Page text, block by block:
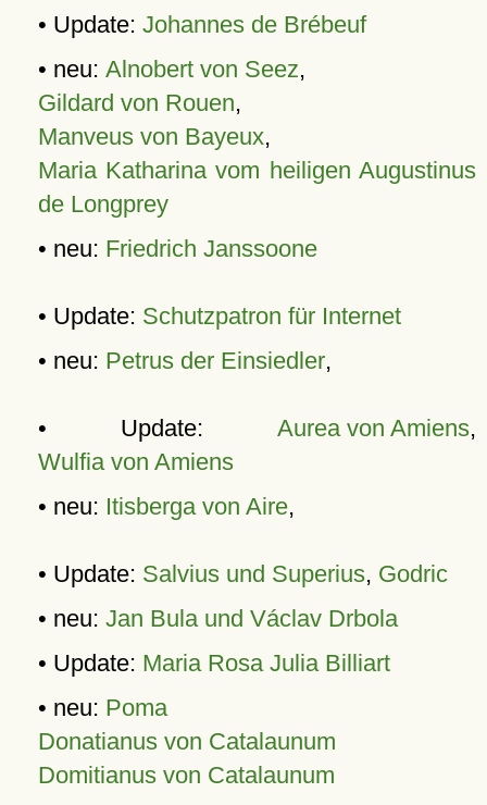
• Update: Johannes de Brébeuf
• neu: Alnobert von Seez,
Gildard von Rouen,
Manveus von Bayeux,
Maria Katharina vom heiligen Augustinus
de Longprey
• neu: Friedrich Janssoone
• Update: Schutzpatron für Internet
• neu: Petrus der Einsiedler,
• Update: Aurea von Amiens,
Wulfia von Amiens
• neu: Itisberga von Aire,
• Update: Salvius und Superius, Godric
• neu: Jan Bula und Václav Drbola
• Update: Maria Rosa Julia Billiart
• neu: Poma
Donatianus von Catalaunum
Domitianus von Catalaunum